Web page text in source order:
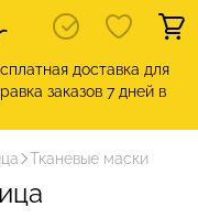
доставка для
заказов 7 дней в
Тканевые маски